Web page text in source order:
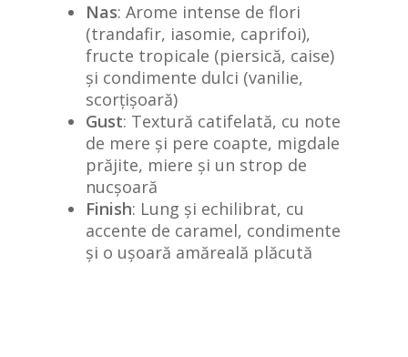
Nas: Arome intense de flori
(trandafir, iasomie, caprifoi),
fructe tropicale (piersică, caise)
și condimente dulci (vanilie,
scorțișoară)
Gust: Textură catifelată, cu note
de mere și pere coapte, migdale
prăjite, miere și un strop de
nucșoară
Finish: Lung și echilibrat, cu
accente de caramel, condimente
și o ușoară amăreală plăcută